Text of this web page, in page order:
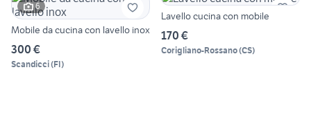
6
Mobile da cucina con lavello inox
300 €
Scandicci(FI)
Lavello cucina con mobile
170 €
Corigliano-Rossano(CS)